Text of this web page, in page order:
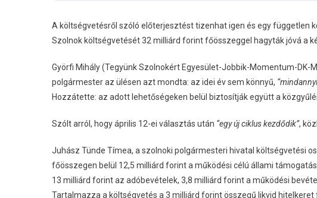
A költségvetésről szóló előterjesztést tizenhat igen és egy független
Szolnok költségvetését 32 milliárd forint főösszeggel hagyták jóvá a
Györfi Mihály (Tegyünk Szolnokért Egyesület-Jobbik-Momentum-
polgármester az ülésen azt mondta: az idei év sem könnyű,
Hozzátette: az adott lehetőségeken belül biztosítják együtt a
Szólt arról, hogy április 12-ei választás után “egy új ciklus kezdődik”,
Juhász Tünde Tímea, a szolnoki polgármesteri hivatal költségvetési
főösszegen belül 12,5 milliárd forint a működési célú állami
13 milliárd forint az adóbevételek, 3,8 milliárd forint a működési
Tartalmazza a költségvetés a 3 milliárd forint összegű likvid